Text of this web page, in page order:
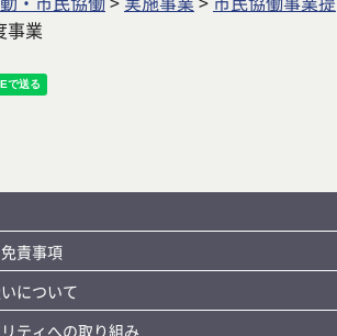
事業
責事項
について
ティへの取り組み